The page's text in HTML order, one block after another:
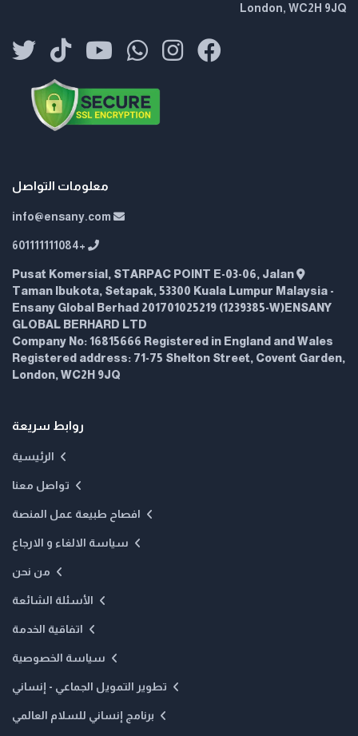
London, WC2H 9JQ
معلومات التواصل
info@ensany.com
+601111111084
Pusat Komersial, STARPAC POINT E-03-06, Jalan
Taman Ibukota, Setapak, 53300 Kuala Lumpur Malaysia -
Ensany Global Berhad 201701025219 (1239385-W)ENSANY
GLOBAL BERHARD LTD
Company No: 16815666 Registered in England and Wales
Registered address: 71-75 Shelton Street, Covent Garden,
London, WC2H 9JQ
روابط سريعة
الرئيسية
تواصل معنا
افصاح طبيعة عمل المنصة
سياسة الالغاء و الارجاع
من نحن
الأسئلة الشائعة
اتفاقية الخدمة
سياسة الخصوصية
تطوير التمويل الجماعي - إنساني
برنامج إنساني للسلام العالمي